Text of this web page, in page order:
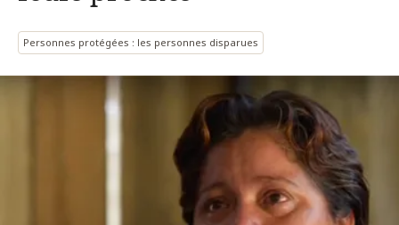
Personnes protégées : les personnes disparues